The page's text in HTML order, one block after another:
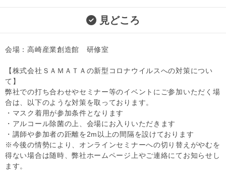
見どころ
会場：高崎産業創造館 研修室
【株式会社ＳＡＭＡＴＡの新型コロナウイルスへの対策につい
て】
弊社での打ち合わせやセミナー等のイベントにご参加いただく場
合は、以下のような対策を取っております。
・マスク着用が参加条件となります
・アルコール除菌の上、会場にお入りいただきます
・講師や参加者の距離を2m以上の間隔を設けております
※今後の情勢により、オンラインセミナーへの切り替えがやむを
得ない場合は随時、弊社ホームページ上やご連絡にてお知らせし
ます。